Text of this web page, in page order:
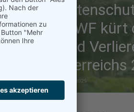
auf
WWF
und
28.12.2025